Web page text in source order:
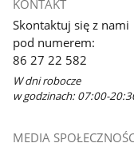
KONTAKT
Skontaktuj się z nami
pod numerem:
86 27 22 582
W dni robocze
w godzinach: 07:00-
MEDIA